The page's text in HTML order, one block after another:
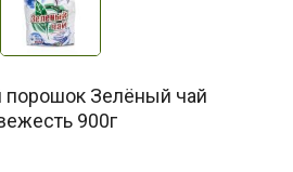
порошок Зелёный чай
900г